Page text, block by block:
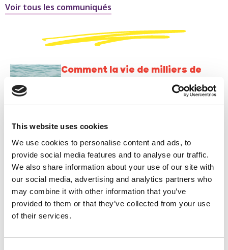
This website uses cookies
We use cookies to personalise content and ads, to
provide social media features and to analyse our traffic.
We also share information about your use of our site with
our social media, advertising and analytics partners who
may combine it with other information that you’ve
provided to them or that they’ve collected from your use
of their services.
Voir tous les communiqués
Comment la vie de milliers de
dans le drame de Ceuta
Mardi 4 août 2026
des militants pacifiques pour la
Palestine : « Nous ne nous
laisserons pas intimider »
Mardi 4 août 2026
Après Berlin, la Pride d’Anvers :
plus que jamais